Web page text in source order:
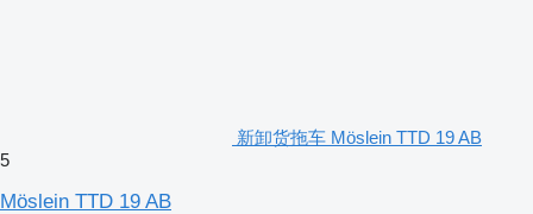
新卸货拖车 Möslein TTD 19 AB
5
Möslein TTD 19 AB